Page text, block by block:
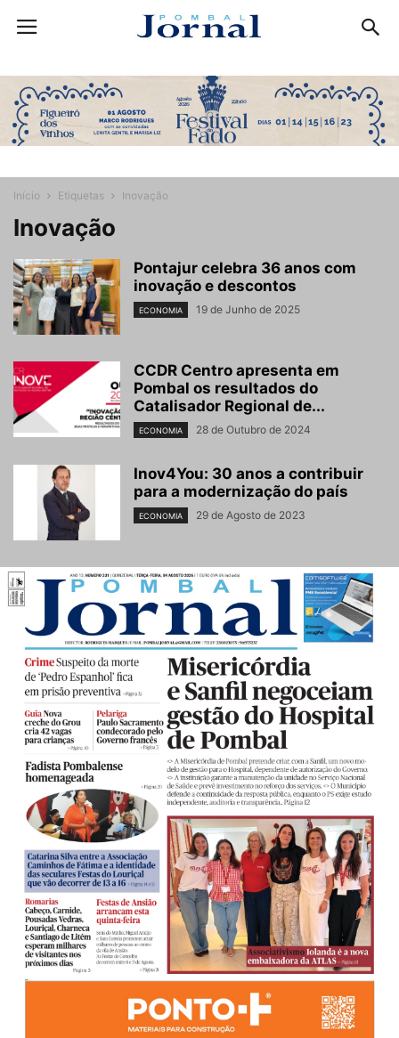
Início Etiquetas Inovação
Inovação
Pontajur celebra 36 anos com
inovação e descontos
ECONOMIA 19 de Junho de 2025
CCDR Centro apresenta em
Pombal os resultados do
Catalisador Regional de...
ECONOMIA 28 de Outubro de 2024
Inov4You: 30 anos a contribuir
para a modernização do país
ECONOMIA 29 de Agosto de 2023